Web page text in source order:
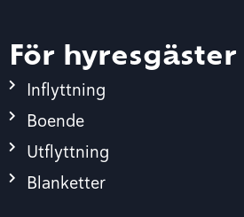
För hyresgäster
Inflyttning
Boende
Utflyttning
Blanketter